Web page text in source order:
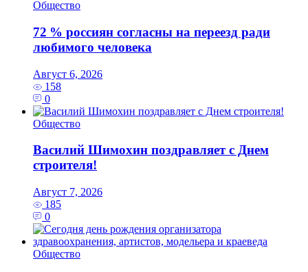
Общество
72 % россиян согласны на переезд ради
любимого человека
Август 6, 2026
158
0
Общество
Василий Шимохин поздравляет с Днем
строителя!
Август 7, 2026
185
0
Общество